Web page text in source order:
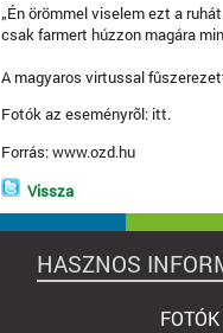
„Én örömmel viselem ezt a
csak farmert húzzon magára
A magyaros virtussal
Fotók az eseményrõl: itt.
Forrás:www.ozd.hu
Vissza
HASZNOS
FOTÓK